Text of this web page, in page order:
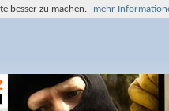
besser zu machen. mehr